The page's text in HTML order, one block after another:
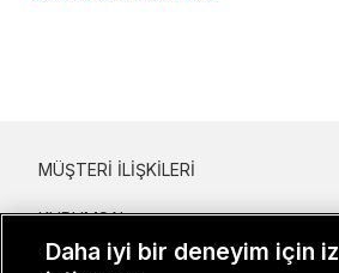
MÜŞTERI İLIŞKILERI
KURUMSAL
KADIN KATEGORILER
Daha iyi bir deneyim için